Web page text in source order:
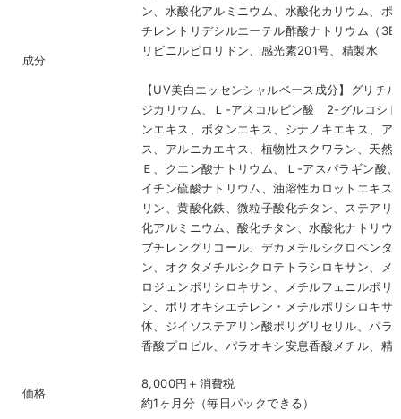
成分
ン、水酸化アルミニウム、水酸化カリウム、ポ
チレントリデシルエーテル酢酸ナトリウム（
リビニルピロリドン、感光素201号、精製水
【UV美白エッセンシャルベース成分】グリチ
ジカリウム、Ｌ-アスコルビン酸 2-グルコシ
ンエキス、ボタンエキス、シナノキエキス、ア
ス、アルニカエキス、植物性スクワラン、天然
Ｅ、クエン酸ナトリウム、Ｌ-アスパラギン酸
イチン硫酸ナトリウム、油溶性カロットエキス
リン、黄酸化鉄、微粒子酸化チタン、ステアリ
化アルミニウム、酸化チタン、水酸化ナトリウ
ブチレングリコール、デカメチルシクロペンタ
ン、オクタメチルシクロテトラシロキサン、メ
ロジェンポリシロキサン、メチルフェニルポリ
ン、ポリオキシエチレン・メチルポリシロキサ
体、ジイソステアリン酸ポリグリセリル、パラ
香酸プロピル、パラオキシ安息香酸メチル、精
価格
8,000円＋消費税
約1ヶ月分（毎日パックできる）